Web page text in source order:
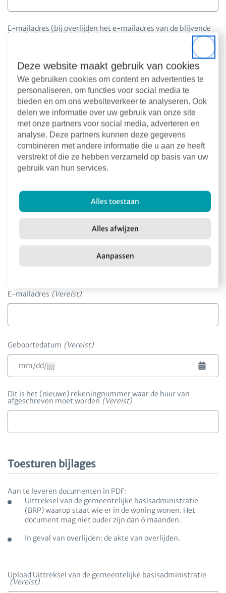
Close
Deze website maakt gebruik van cookies
We gebruiken cookies om content en advertenties te
personaliseren, om functies voor social media te
bieden en om ons websiteverkeer te analyseren. Ook
delen we informatie over uw gebruik van onze site
met onze partners voor social media, adverteren en
analyse. Deze partners kunnen deze gegevens
combineren met andere informatie die u aan ze heeft
verstrekt of die ze hebben verzameld op basis van uw
gebruik van hun services.
Alles toestaan
Alles afwijzen
Aanpassen
E-mailadres (bij overlijden het e-mailadres van de blijvende
huurder invullen) (Vereist)
Gegevens van de persoon die de woning
bijft huren
Naam(Vereist)
Voorna(a)m(en)
Achternaam
E-mailadres (Vereist)
Geboortedatum (Vereist)
MM
DD
slash
JJJJ
Dit is het (nieuwe) rekeningnummer waar de huur van
afgeschreven moet worden (Vereist)
Toesturen bijlages
Aan te leveren documenten in PDF:
Uittreksel van de gemeentelijke basisadministratie
(BRP) waarop staat wie er in de woning wonen. Het
document mag niet ouder zijn dan 6 maanden.
In geval van overlijden: de akte van overlijden.
Upload Uittreksel van de gemeentelijke basisadministratie
(Vereist)